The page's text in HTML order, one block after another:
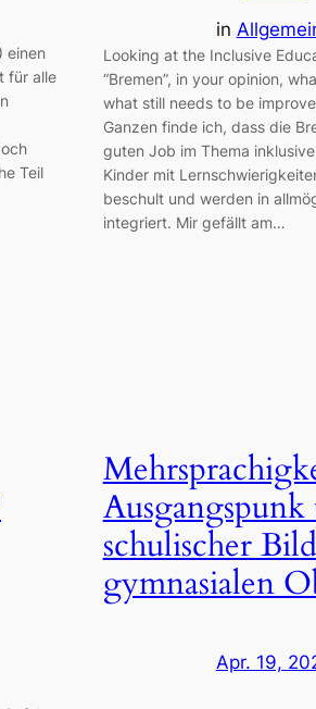
einen
für alle
Teil
in
Looking at the Inclusive
“Bremen”, in your opinion,
what still needs to be
Ganzen finde ich, dass die
guten Job im Thema
Kinder mit
beschult und werden in
integriert. Mir gefällt am…
schulischer
gymnasialen
Apr. 19,